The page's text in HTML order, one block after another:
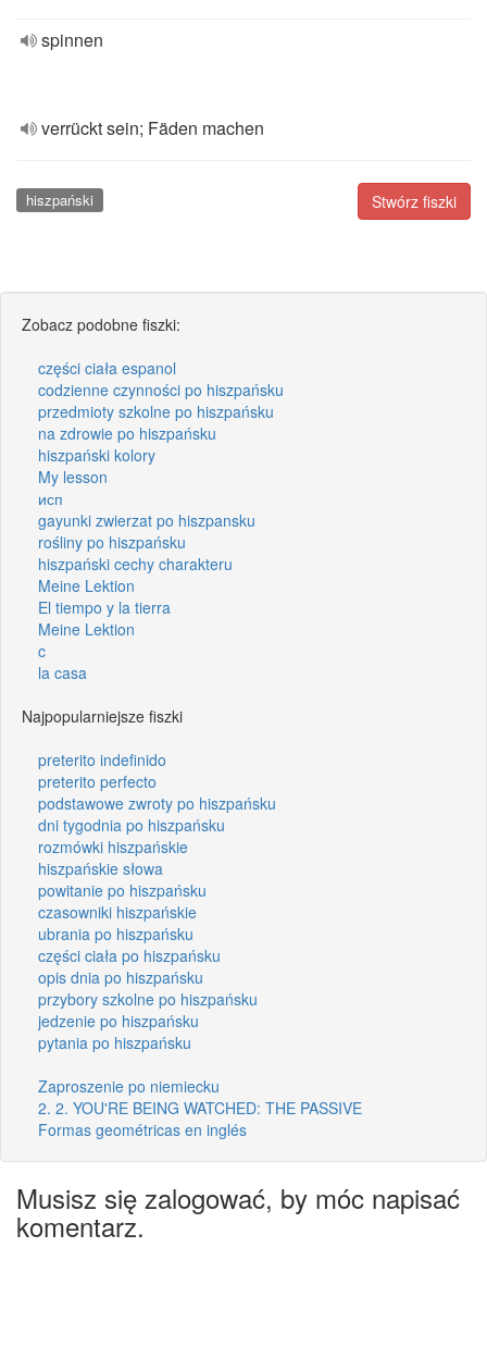
spinnen
verrückt sein; Fäden machen
Stwórz fiszki
hiszpański
Zobacz podobne fiszki:
części ciała espanol
codzienne czynności po hiszpańsku
przedmioty szkolne po hiszpańsku
na zdrowie po hiszpańsku
hiszpański kolory
My lesson
исп
gayunki zwierzat po hiszpansku
rośliny po hiszpańsku
hiszpański cechy charakteru
Meine Lektion
El tiempo y la tierra
Meine Lektion
c
la casa
Najpopularniejsze fiszki
preterito indefinido
preterito perfecto
podstawowe zwroty po hiszpańsku
dni tygodnia po hiszpańsku
rozmówki hiszpańskie
hiszpańskie słowa
powitanie po hiszpańsku
czasowniki hiszpańskie
ubrania po hiszpańsku
części ciała po hiszpańsku
opis dnia po hiszpańsku
przybory szkolne po hiszpańsku
jedzenie po hiszpańsku
pytania po hiszpańsku
Zaproszenie po niemiecku
2. 2. YOU'RE BEING WATCHED: THE PASSIVE
Formas geométricas en inglés
Musisz się zalogować, by móc napisać
komentarz.